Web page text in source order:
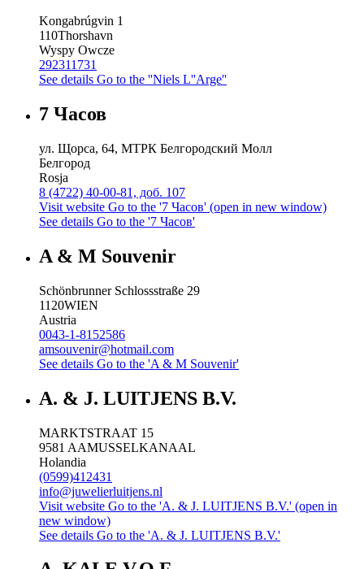
Kongabrúgvin 1
110Thorshavn
Wyspy Owcze
292311731
See details Go to the ''Niels L''Arge''
7 Часов
ул. Щорса, 64, МТРК Белгородский Молл
Белгород
Rosja
8 (4722) 40-00-81, доб. 107
Visit website Go to the '7 Часов' (open in new window)
See details Go to the '7 Часов'
A & M Souvenir
Schönbrunner Schlossstraße 29
1120WIEN
Austria
0043-1-8152586
amsouvenir@hotmail.com
See details Go to the 'A & M Souvenir'
A. & J. LUITJENS B.V.
MARKTSTRAAT 15
9581 AAMUSSELKANAAL
Holandia
(0599)412431
info@juwelierluitjens.nl
Visit website Go to the 'A. & J. LUITJENS B.V.' (open in
new window)
See details Go to the 'A. & J. LUITJENS B.V.'